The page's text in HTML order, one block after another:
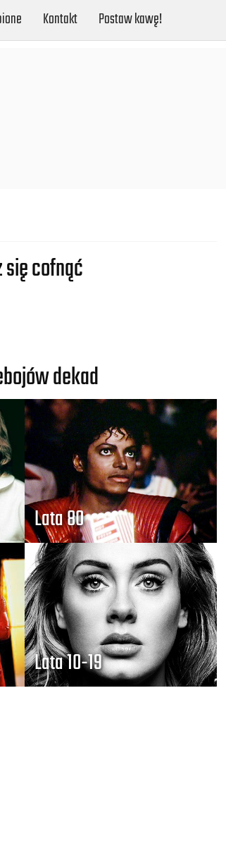
Kontakt Postaw kawę!
cofnąć
dekad
Lata 80
Lata 10-19